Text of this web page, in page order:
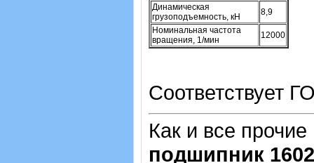
Динамическая
грузоподъемность, кН
8,9
Номинальная частота
вращения, 1/мин
12000
Соответствует
Как и все
подшипник